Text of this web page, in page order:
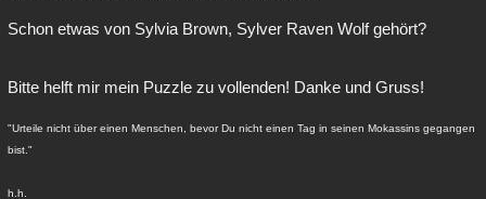
Schon etwas von Sylvia Brown, Sylver Raven Wolf gehört?
Bitte helft mir mein Puzzle zu vollenden! Danke und Gruss!
"Urteile nicht über einen Menschen, bevor Du nicht einen Tag in seinen Mokassins gegangen
bist."
h.h.